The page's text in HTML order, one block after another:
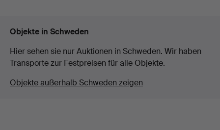
Objekte in Schweden
Hier sehen sie nur Auktionen in Schweden. Wir haben
Transporte zur Festpreisen für alle Objekte.
Objekte außerhalb Schweden zeigen